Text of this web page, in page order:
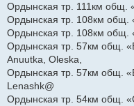
Ордынская тр. 111км общ.
Ордынская тр. 108км общ.
Ордынская тр. 108км общ.
Ордынская тр. 57км общ.
Anuutka, Oleska,
Ордынская тр. 57км общ.
Lenashk@
Ордынская тр. 54км общ.